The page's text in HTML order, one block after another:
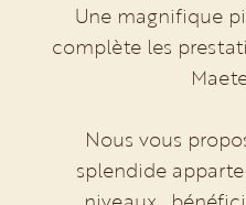
Une magnifique
complète les
Nous vous
splendide